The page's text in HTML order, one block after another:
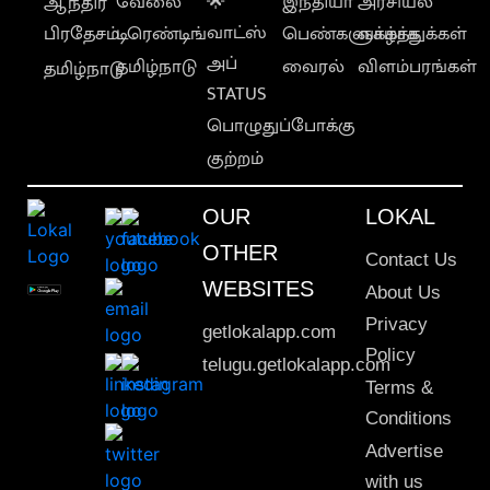
பிரதேசம்
தமிழ்நாடு
டிரெண்டிங்
தமிழ்நாடு
வாட்ஸ்
அப்
STATUS
பொழுதுப்போக்கு
குற்றம்
பெண்களுக்காக
வைரல்
வாழ்த்துக்கள்
விளம்பரங்கள்
OUR
OTHER
WEBSITES
getlokalapp.com
telugu.getlokalapp.com
LOKAL
Contact Us
About Us
Privacy
Policy
Terms &
Conditions
Advertise
with us